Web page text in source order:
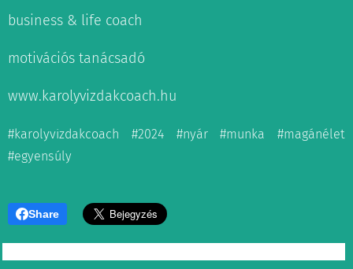
business & life coach
motivációs tanácsadó
www.karolyvizdakcoach.hu
#karolyvizdakcoach #2024 #nyár #munka #magánélet
#egyensúly
Share